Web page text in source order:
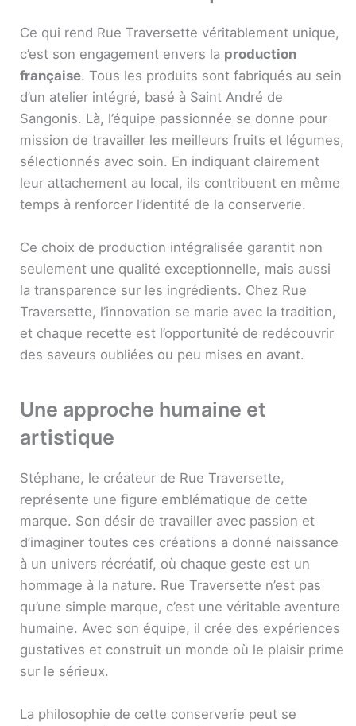
Ce qui rend Rue Traversette véritablement unique,
c’est son engagement envers la production
française. Tous les produits sont fabriqués au sein
d’un atelier intégré, basé à Saint André de
Sangonis. Là, l’équipe passionnée se donne pour
mission de travailler les meilleurs fruits et légumes,
sélectionnés avec soin. En indiquant clairement
leur attachement au local, ils contribuent en même
temps à renforcer l’identité de la conserverie.
Ce choix de production intégralisée garantit non
seulement une qualité exceptionnelle, mais aussi
la transparence sur les ingrédients. Chez Rue
Traversette, l’innovation se marie avec la tradition,
et chaque recette est l’opportunité de redécouvrir
des saveurs oubliées ou peu mises en avant.
Une approche humaine et
artistique
Stéphane, le créateur de Rue Traversette,
représente une figure emblématique de cette
marque. Son désir de travailler avec passion et
d’imaginer toutes ces créations a donné naissance
à un univers récréatif, où chaque geste est un
hommage à la nature. Rue Traversette n’est pas
qu’une simple marque, c’est une véritable aventure
humaine. Avec son équipe, il crée des expériences
gustatives et construit un monde où le plaisir prime
sur le sérieux.
La philosophie de cette conserverie peut se